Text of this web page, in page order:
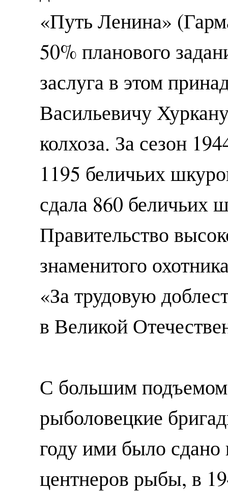
«Путь Ленина»
50% планового
заслуга в этом
Васильевичу
колхоза. За сезон
1195 беличьих
сдала 860 беличьих
Правительство
знаменитого
«За трудовую
в Великой
С большим подъемом
рыболовецкие
году ими было сдано
центнеров рыбы, в